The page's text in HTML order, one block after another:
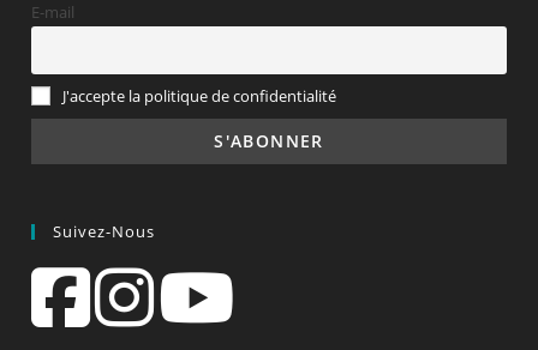
E-mail
J'accepte la politique de confidentialité
Suivez-Nous